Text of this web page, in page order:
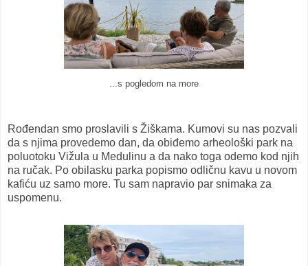
...s pogledom na more
Rođendan smo proslavili s Žiškama. Kumovi su nas pozvali
da s njima provedemo dan, da obiđemo arheološki park na
poluotoku Vižula u Medulinu a da nako toga odemo kod njih
na ručak. Po obilasku parka popismo odličnu kavu u novom
kafiću uz samo more. Tu sam napravio par snimaka za
uspomenu.